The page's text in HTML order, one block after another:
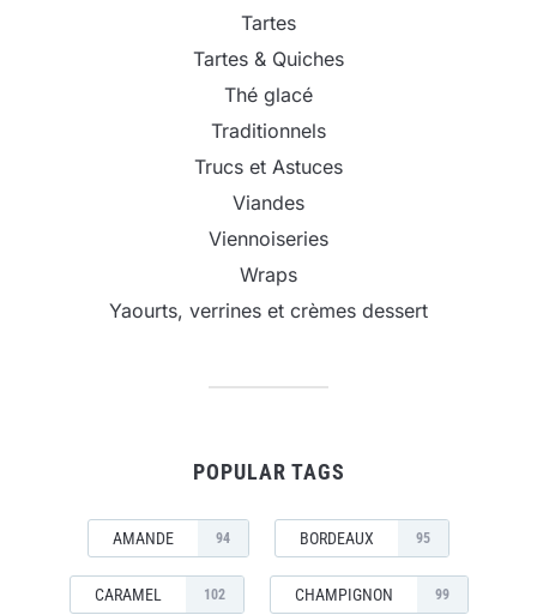
Tartes
Tartes & Quiches
Thé glacé
Traditionnels
Trucs et Astuces
Viandes
Viennoiseries
Wraps
Yaourts, verrines et crèmes dessert
POPULAR TAGS
AMANDE 94 BORDEAUX 95
CARAMEL 102 CHAMPIGNON 99